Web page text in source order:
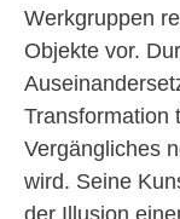
Werkgruppen
Objekte vor.
Transformation
Vergängliches
wird. Seine